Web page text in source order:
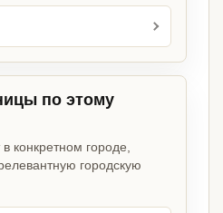
по этому
конкретном городе,
городскую